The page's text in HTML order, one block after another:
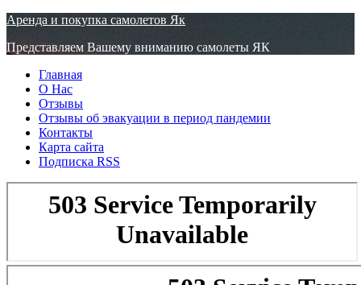
Аренда и покупка самолетов Як
Представляем Вашему вниманию самолеты ЯК
Главная
О Нас
Отзывы
Отзывы об эвакуации в период пандемии
Контакты
Карта сайта
Подписка RSS
Узнать больше. Хорошо, спасибо